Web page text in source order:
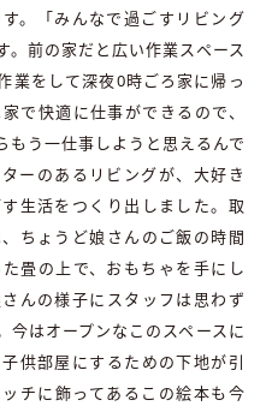
。「みんなで過ごすリビング
。前の家だと広い作業スペース
業をして深夜0時ごろ家に帰っ
で快適に仕事ができるので、
もう一仕事しようと思えるんで
ーのあるリビングが、大好き
生活をつくり出しました。取
ちょうど娘さんのご飯の時間
畳の上で、おもちゃを手にし
んの様子にスタッフは思わず
今はオープンなこのスペースに
供部屋にするための下地が引
チに飾ってあるこの絵本も今